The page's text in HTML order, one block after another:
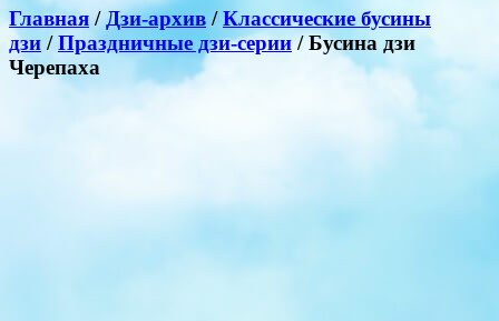
Главная /Дзи-архив /Классические бусины
дзи /Праздничные дзи-серии/ Бусина дзи
Черепаха